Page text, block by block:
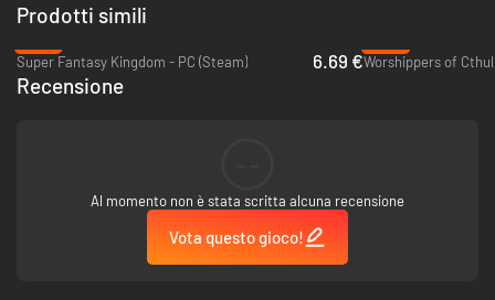
Prodotti simili
Super Fantasy Kingdom - PC (Steam)
6.69 €Worshippers of
Recensione
Al momento non è stata scritta alcuna recensione
Vota questo gioco!